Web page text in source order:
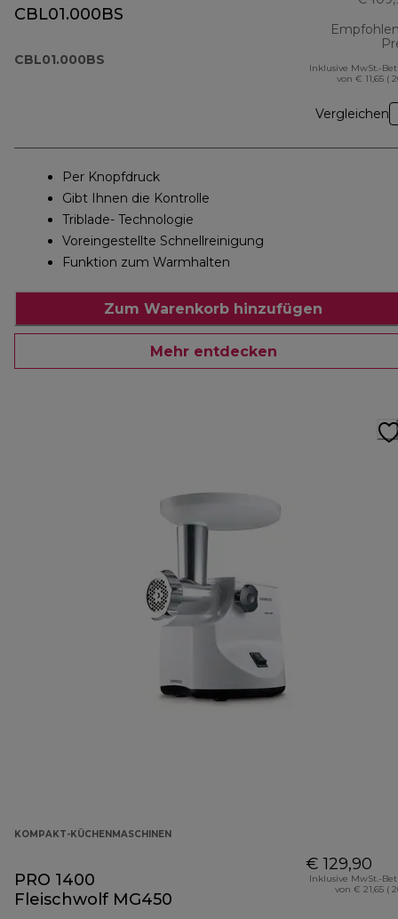
CBL01.000BS
CBL01.000BS
Inklusive MwSt.-
von € 11,65 (
Vergleichen
Per Knopfdruck
Gibt Ihnen die Kontrolle
Triblade- Technologie
Voreingestellte Schnellreinigung
Funktion zum Warmhalten
Zum Warenkorb hinzufügen
Mehr entdecken
KOMPAKT-KÜCHENMASCHINEN
PRO 1400
Fleischwolf MG450
€ 129,90
Inklusive MwSt.-
von € 21,65 (